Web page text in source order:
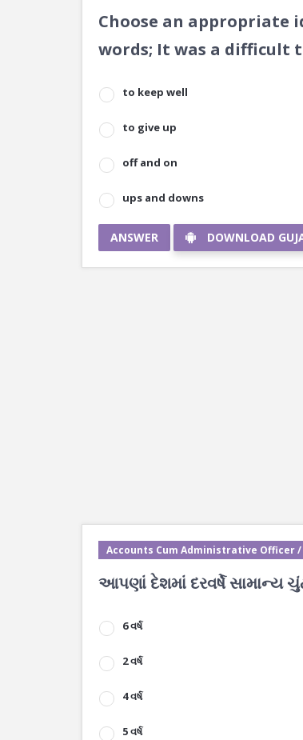
Choose an
words; It was a difficult
to keep well
to give up
off and on
ups and downs
ANSWER DOWNLOAD
Accounts Cum Administrative Officer
આપણાં દેશમાં દરવર્ષે સામાન્ય
6 વર્ષ
2 વર્ષ
4 વર્ષ
5 વર્ષ